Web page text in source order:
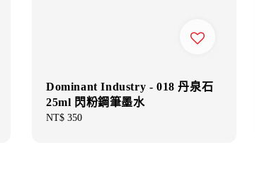
Dominant Industry - 018 丹泉石
25ml 閃粉鋼筆墨水
Regular
NT$ 350